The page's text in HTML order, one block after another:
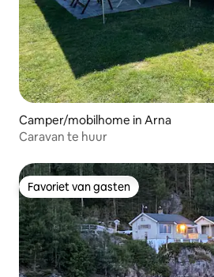
Camper/mobilhome in Arna
Caravan te huur
Favoriet van gasten
Favoriet van gasten